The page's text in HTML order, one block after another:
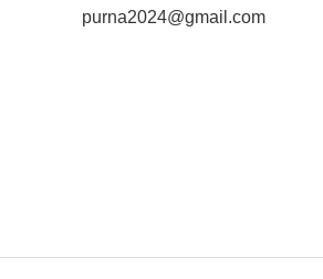
purna2024@gmail.com